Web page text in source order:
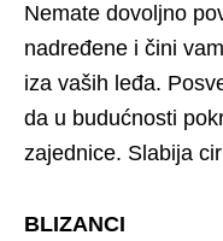
Nemate dovoljno
nadređene i čini
iza vaših leđa.
da u budućnosti
zajednice. Slabija
BLIZANCI